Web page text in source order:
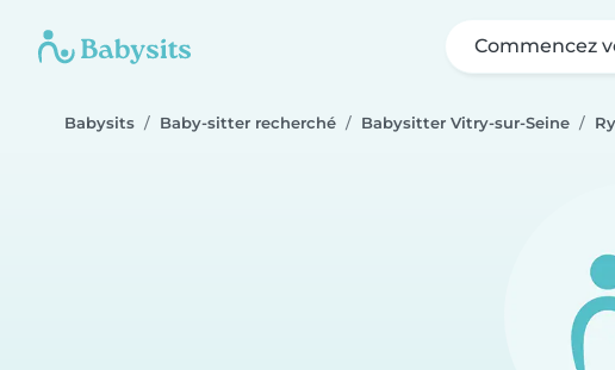
Commencez
Babysits Baby-sitter recherché Babysitter Vitry-sur-Seine